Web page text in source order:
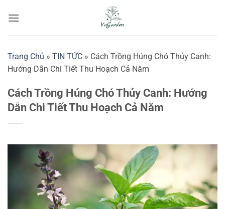
qua
Trang Chủ » TIN TỨC » Cách Trồng Húng Chó Thủy Canh:
Hướng Dẫn Chi Tiết Thu Hoạch Cả Năm
Cách Trồng Húng Chó Thủy Canh: Hướng
Dẫn Chi Tiết Thu Hoạch Cả Năm